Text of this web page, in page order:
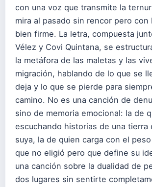
con una voz que transmite la
mira al pasado sin rencor pero con
bien firme. La letra, compuesta
Vélez y Covi Quintana, se
la metáfora de las maletas y las
migración, hablando de lo que se
deja y lo que se pierde para
camino. No es una canción de
sino de memoria emocional: la de
escuchando historias de una tierra
suya, la de quien carga con el
que no eligió pero que define su
una canción sobre la dualidad de
dos lugares sin sentirte